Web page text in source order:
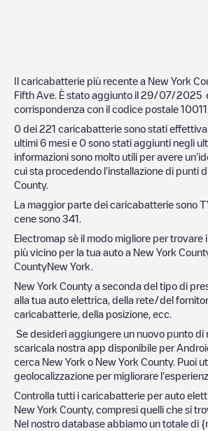
Il caricabatterie più recente a New York
Fifth Ave . È stato aggiunto il 29/07/2025
corrispondenza con il codice postale 10011
0 dei 221 caricabatterie sono stati
ultimi 6 mesi e 0 sono stati aggiunti negli
informazioni sono molto utili per avere
cui sta procedendo l'installazione di punti
County.
La maggior parte dei caricabatterie sono
cene sono 341
Electromap sè il modo migliore per trovare
più vicino per la tua auto a New York
CountyNew York
New York County a seconda del tipo di
alla tua auto elettrica, della rete/del
caricabatterie, della posizione, ecc.
Se desideri aggiungere un nuovo punto di
scaricala nostra app disponibile per
cerca New York o New York County. Puoi
geolocalizzazione per migliorare
Controlla tutti i caricabatterie per auto
New York County, compresi quelli che si
Nel nostro database abbiamo un totale di